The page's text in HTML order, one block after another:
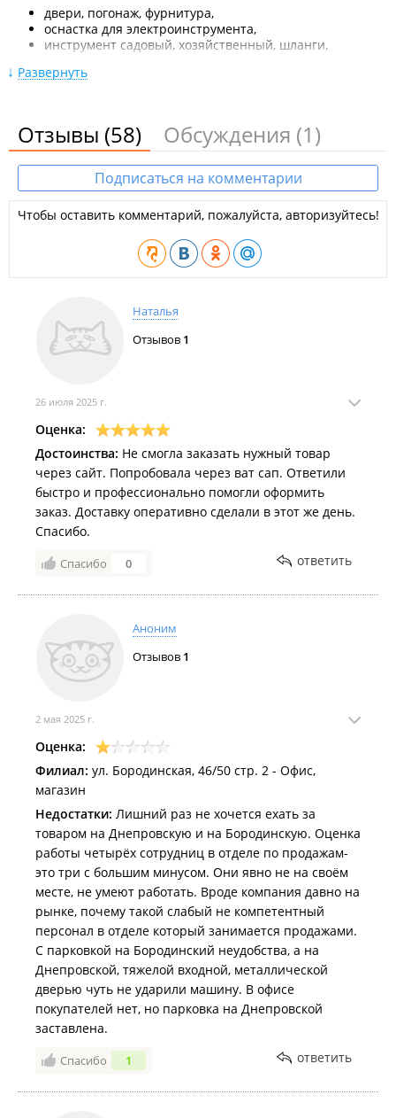
двери, погонаж, фурнитура,
оснастка для электроинструмента,
инструмент садовый, хозяйственный, шланги,
межкомнатные двери,
клеи и герметики,
шпатлевки, затирки, сухие смеси,
крепёж,
обои, фотообои, пленка самоклеющаяся,
покрытия напольные (паркет, линолеум, пороги,
покрытия стеновые (кафель, панели МДФ и ПВХ),
карнизы, рулонные шторы, жалюзи,
водосточная система.
Филиалы находятся в ТЦ "Виктория
Развернуть
Отзывы (58) Обсуждения (1)
Подписаться на комментарии
Чтобы оставить комментарий, пожалуйста, авторизуйтесь!
Наталья
Отзывов 1
26 июля 2025 г.
Оценка:
Достоинства: Не смогла заказать нужный товар
через сайт. Попробовала через ват сап. Ответили
быстро и профессионально помогли оформить
заказ. Доставку оперативно сделали в этот же день.
Спасибо.
Спасибо 0 ответить
Аноним
Отзывов 1
2 мая 2025 г.
Оценка:
Филиал: ул. Бородинская, 46/50 стр. 2 - Офис,
магазин
Недостатки: Лишний раз не хочется ехать за
товаром на Днепровскую и на Бородинскую. Оценка
работы четырёх сотрудниц в отделе по продажам-
это три с большим минусом. Они явно не на своём
месте, не умеют работать. Вроде компания давно на
рынке, почему такой слабый не компетентный
персонал в отделе который занимается продажами.
С парковкой на Бородинский неудобства, а на
Днепровской, тяжелой входной, металлической
дверью чуть не ударили машину. В офисе
покупателей нет, но парковка на Днепровской
заставлена.
Спасибо 1 ответить